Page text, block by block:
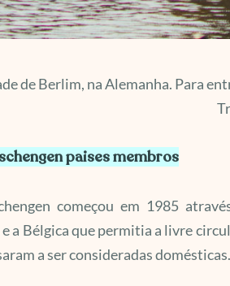
de Berlim, na Alemanha. Para
paises membros
começou em 1985
a Bélgica que permitia a livre
a ser consideradas domésticas.